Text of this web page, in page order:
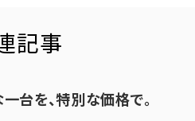
記事
台を、特別な価格で。